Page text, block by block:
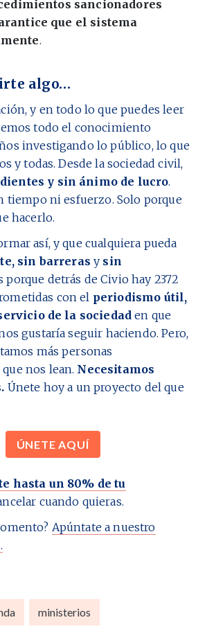
sancionadores
que el sistema
.
algo…
y en todo lo que puedes leer
todo el conocimiento
investigando lo público, lo que
y todas. Desde la sociedad civil,
y sin ánimo de lucro.
tiempo ni esfuerzo. Solo porque
hacerlo.
así, y que cualquiera pueda
sin barreras y sin
porque detrás de Civio hay 2372
con el periodismo útil,
de la sociedad en que
gustaría seguir haciendo. Pero,
más personas
nos lean. Necesitamos
Únete hoy a un proyecto del que
ÚNETE AQUÍ
hasta un 80% de tu
cuando quieras.
Apúntate a nuestro
ministerios